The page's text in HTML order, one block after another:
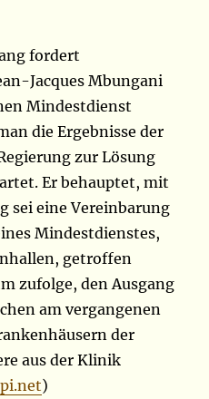
fordert
Jacques Mbungani
Mindestdienst
die Ergebnisse der
zur Lösung
Er behauptet, mit
sei eine Vereinbarung
Mindestdienstes,
getroffen
zufolge, den Ausgang
am vergangenen
der
aus der Klinik
)